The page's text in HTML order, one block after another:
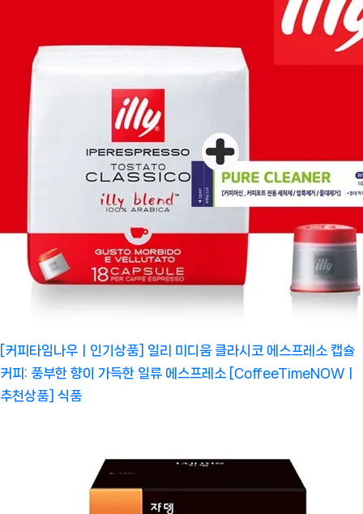
[커피타임나우ㅣ인기상품] 일리 미디움 클라시코 에스프레소 캡슐
커피: 풍부한 향이 가득한 일류 에스프레소 [CoffeeTimeNOWㅣ
추천상품] 식품